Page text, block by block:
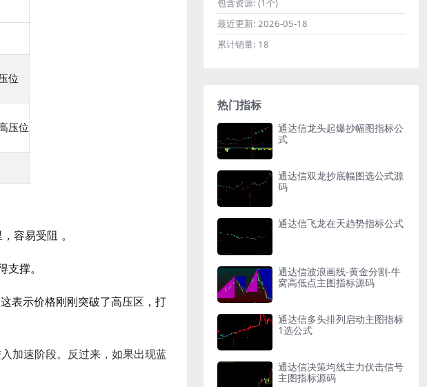
位
压位
容易受阻 。
支撑。
表示价格刚刚突破了高压区，打
加速阶段。反过来，如果出现蓝
最近更新: 2026-05-18
累计销量: 18
热门指标
通达信龙头起爆抄幅图指标公
式
通达信双龙抄底幅图选公式源
码
通达信飞龙在天趋势指标公式
通达信波浪画线-黄金分割-牛
窝高低点主图指标源码
通达信多头排列启动主图指标
1选公式
通达信决策均线主力伏击信号
主图指标源码